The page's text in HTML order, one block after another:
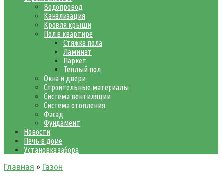
Водопровод
Канализация
Кровля крыши
Пол в квартире
Стяжка пола
Ламинат
Паркет
Теплый пол
Окна и двери
Строительные материалы
Система вентиляции
Система отопления
Фасад
Фундамент
Новости
Печь в доме
Установка забора
Главная » Газон